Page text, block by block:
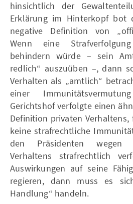
hinsichtlich der
Erklärung im Hinterkopf bot
negative Definition von
Wenn eine
behindern würde – sein
redlich“ auszuüben –, dann
Verhalten als „amtlich“
einer
Gerichtshof verfolgte einen
Definition privaten
keine strafrechtliche
den Präsidenten wegen
Verhaltens strafrechtlich
Auswirkungen auf seine
regieren, dann muss es
Handlung“ handeln.